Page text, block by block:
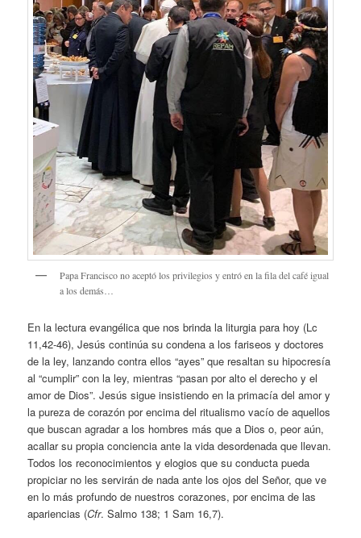
Papa Francisco no aceptó los privilegios y entró en la fila del café igual
a los demás…
En la lectura evangélica que nos brinda la liturgia para hoy (Lc
11,42-46), Jesús continúa su condena a los fariseos y doctores
de la ley, lanzando contra ellos “ayes” que resaltan su hipocresía
al “cumplir” con la ley, mientras “pasan por alto el derecho y el
amor de Dios”. Jesús sigue insistiendo en la primacía del amor y
la pureza de corazón por encima del ritualismo vacío de aquellos
que buscan agradar a los hombres más que a Dios o, peor aún,
acallar su propia conciencia ante la vida desordenada que llevan.
Todos los reconocimientos y elogios que su conducta pueda
propiciar no les servirán de nada ante los ojos del Señor, que ve
en lo más profundo de nuestros corazones, por encima de las
apariencias (Cfr. Salmo 138; 1 Sam 16,7).